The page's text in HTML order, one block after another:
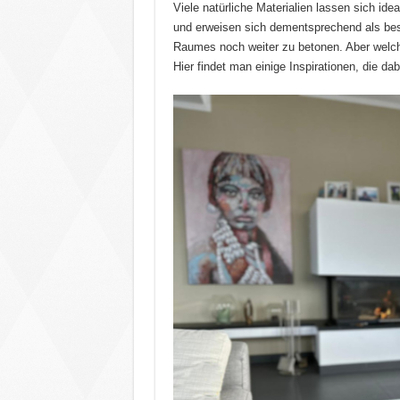
Viele natürliche Materialien lassen sich
und erweisen sich dementsprechend als
Raumes noch weiter zu betonen. Aber
Hier findet man einige Inspirationen, die